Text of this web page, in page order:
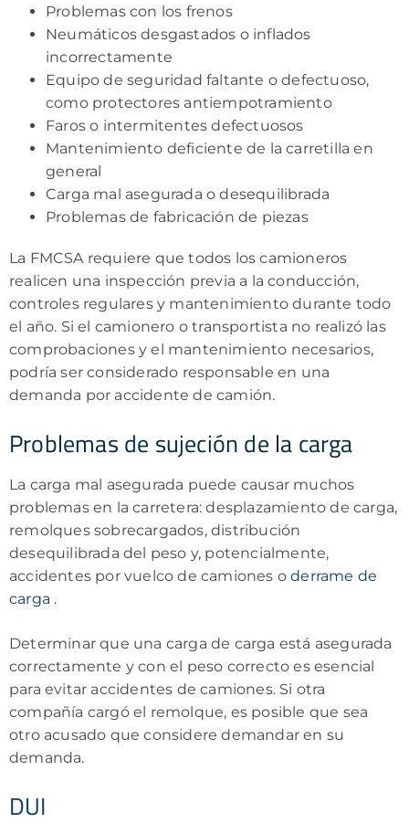
Problemas con los frenos
Neumáticos desgastados o inflados
incorrectamente
Equipo de seguridad faltante o defectuoso,
como protectores antiempotramiento
Faros o intermitentes defectuosos
Mantenimiento deficiente de la carretilla en
general
Carga mal asegurada o desequilibrada
Problemas de fabricación de piezas
La FMCSA requiere que todos los camioneros
realicen una inspección previa a la conducción,
controles regulares y mantenimiento durante todo
el año. Si el camionero o transportista no realizó las
comprobaciones y el mantenimiento necesarios,
podría ser considerado responsable en una
demanda por accidente de camión.
Problemas de sujeción de la carga
La carga mal asegurada puede causar muchos
problemas en la carretera: desplazamiento de carga,
remolques sobrecargados, distribución
desequilibrada del peso y, potencialmente,
accidentes por vuelco de camiones oderrame de
carga .
Determinar que una carga de carga está asegurada
correctamente y con el peso correcto es esencial
para evitar accidentes de camiones. Si otra
compañía cargó el remolque, es posible que sea
otro acusado que considere demandar en su
demanda.
DUI